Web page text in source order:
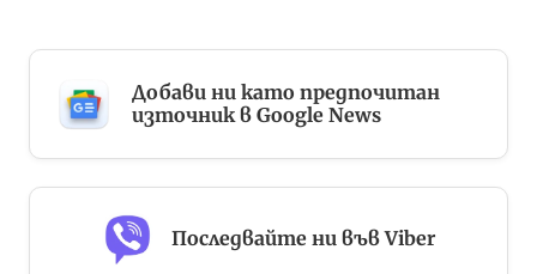
Добави ни като предпочитан
източник в Google News
Последвайте ни във Viber